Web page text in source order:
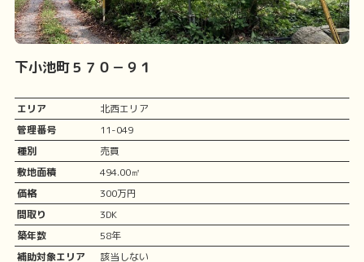
下小池町５７０－９１
エリア
北西エリア
管理番号
11-049
種別
売買
敷地面積
494.00㎡
価格
300万円
間取り
3DK
築年数
58年
補助対象エリア
該当しない